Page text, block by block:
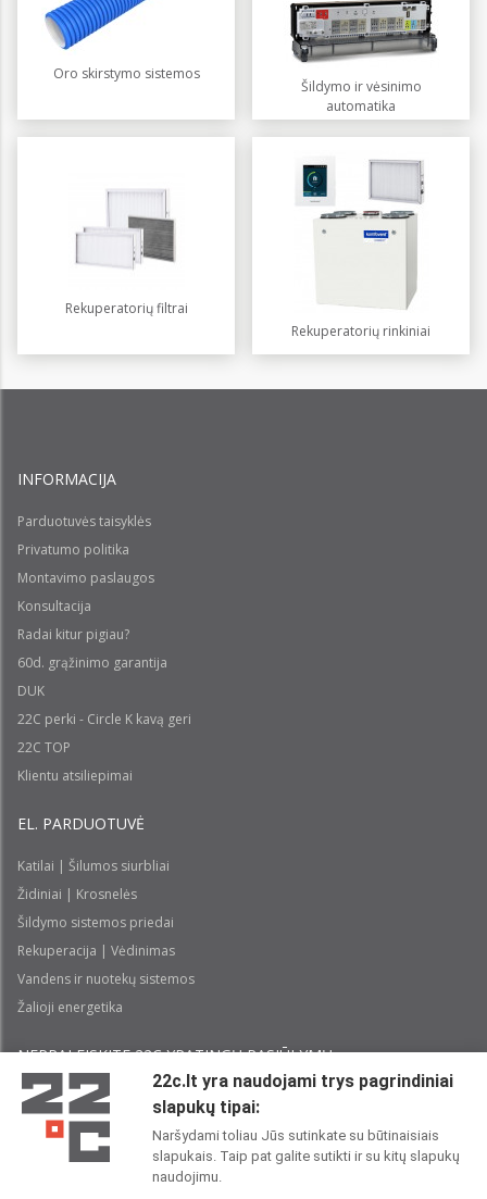
Oro skirstymo sistemos
Šildymo ir vėsinimo
automatika
Rekuperatorių filtrai
Rekuperatorių rinkiniai
INFORMACIJA
Parduotuvės taisyklės
Privatumo politika
Montavimo paslaugos
Konsultacija
Radai kitur pigiau?
60d. grąžinimo garantija
DUK
22C perki - Circle K kavą geri
22C TOP
Klientu atsiliepimai
EL. PARDUOTUVĖ
Katilai | Šilumos siurbliai
Židiniai | Krosnelės
Šildymo sistemos priedai
Rekuperacija | Vėdinimas
Vandens ir nuotekų sistemos
Žalioji energetika
NEPRALEISKITE 22С YPATINGŲ PASIŪLYMŲ:
Perskaičiau ir sutinku su 22CPrivatumo politika
22c.lt yra naudojami trys pagrindiniai
slapukų tipai:
Naršydami toliau Jūs sutinkate su būtinaisiais
slapukais. Taip pat galite sutikti ir su kitų slapukų
naudojimu.